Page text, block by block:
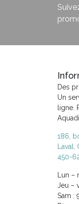
Des
Un
ligne.
186,
Laval,
450-
Lun –
Jeu –
Sam :